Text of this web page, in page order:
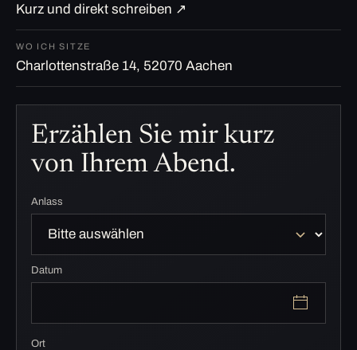
Kurz und direkt schreiben ↗
WO ICH SITZE
Charlottenstraße 14, 52070 Aachen
Erzählen Sie mir kurz
von Ihrem Abend.
Anlass
Datum
Ort